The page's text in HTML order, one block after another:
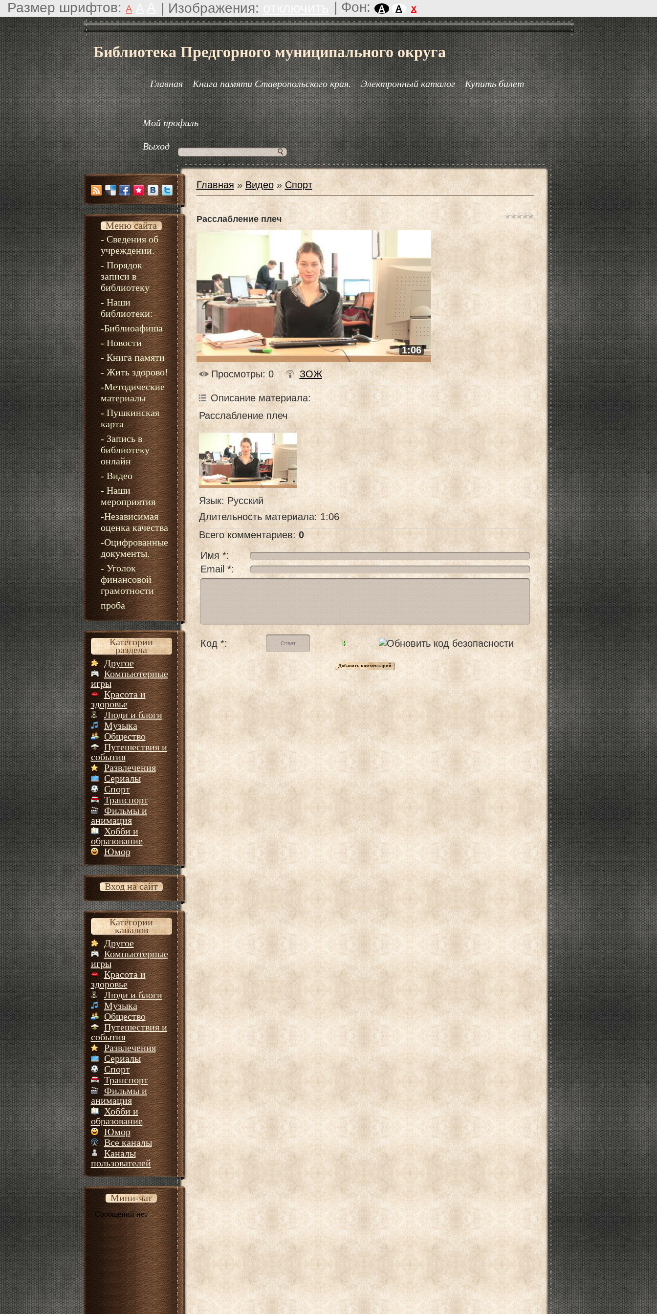
Размер шрифтов: A | Изображения: | Фон: A A x
Библиотека Предгорного муниципального округа
Главная Книга памяти Ставропольского края. Электронный каталог Купить билет
Мой профиль
Выход
Меню сайта
- Сведения об
учреждении.
- Порядок
записи в
библиотеку
- Наши
библиотеки:
-Библиоафиша
- Новости
- Книга памяти
- Жить здорово!
-Методические
материалы
- Пушкинская
карта
- Запись в
библиотеку
онлайн
- Видео
- Наши
мероприятия
-Независимая
оценка качества
-Оцифрованные
документы.
- Уголок
финансовой
грамотности
проба
Категории
раздела
Другое
Компьютерные
игры
Красота и
здоровье
Люди и блоги
Музыка
Общество
Путешествия и
события
Развлечения
Сериалы
Спорт
Транспорт
Фильмы и
анимация
Хобби и
образование
Юмор
Вход на сайт
Категории
каналов
Другое
Компьютерные
игры
Красота и
здоровье
Люди и блоги
Музыка
Общество
Путешествия и
события
Развлечения
Сериалы
Спорт
Транспорт
Фильмы и
анимация
Хобби и
образование
Юмор
Все каналы
Каналы
пользователей
Мини-чат
Главная »Видео» Спорт
Расслабление плеч
1:06
Просмотры: 0 ЗОЖ
Описание материала:
Расслабление плеч
Язык: Русский
Длительность материала: 1:06
Всего комментариев: 0
Имя *:
Email *:
Код *: